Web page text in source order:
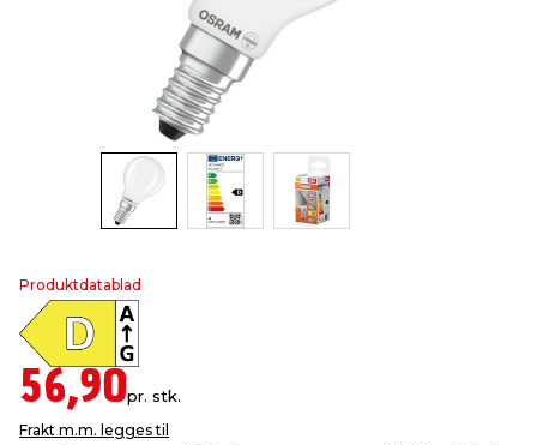
& ugress
& stativer
og sylting
Produktdatablad
56,90pr. stk.
Frakt m.m. legges til